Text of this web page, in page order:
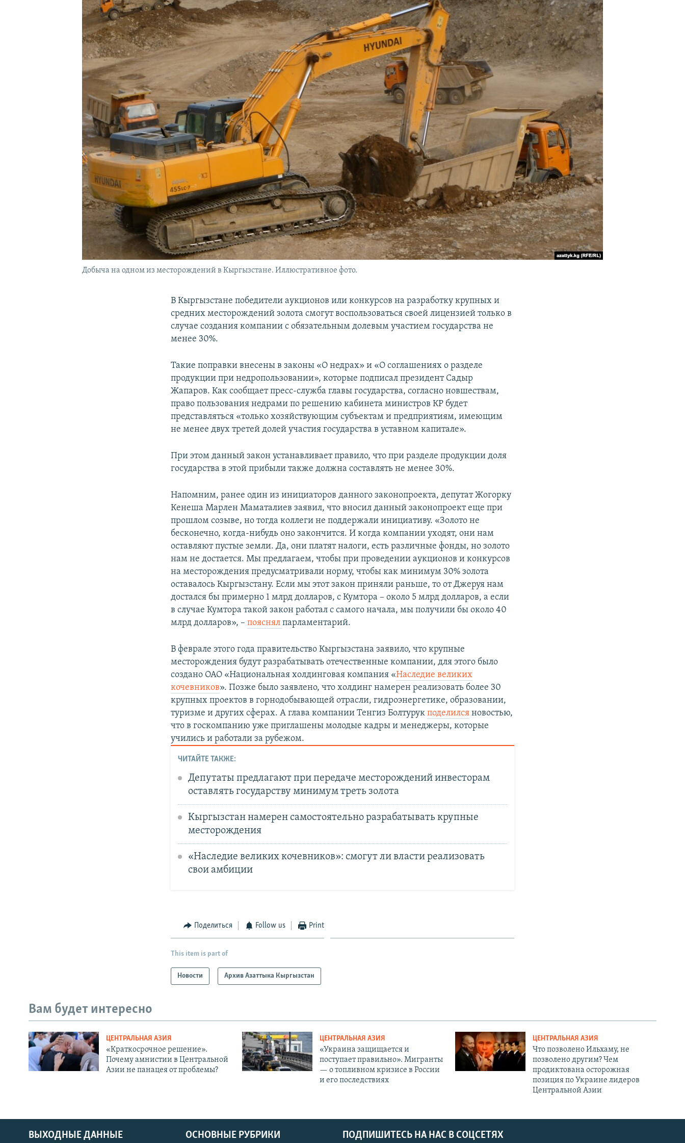
Добыча на одном из месторождений в Кыргызстане. Иллюстративное фото.
В Кыргызстане победители аукционов или конкурсов на разработку крупных и
средних месторождений золота смогут воспользоваться своей лицензией только в
случае создания компании с обязательным долевым участием государства не
менее 30%.
Такие поправки внесены в законы «О недрах» и «О соглашениях о разделе
продукции при недропользовании», которые подписал президент Садыр
Жапаров. Как сообщает пресс-служба главы государства, согласно новшествам,
право пользования недрами по решению кабинета министров КР будет
представляться «только хозяйствующим субъектам и предприятиям, имеющим
не менее двух третей долей участия государства в уставном капитале».
При этом данный закон устанавливает правило, что при разделе продукции доля
государства в этой прибыли также должна составлять не менее 30%.
Напомним, ранее один из инициаторов данного законопроекта, депутат Жогорку
Кенеша Марлен Маматалиев заявил, что вносил данный законопроект еще при
прошлом созыве, но тогда коллеги не поддержали инициативу. «Золото не
бесконечно, когда-нибудь оно закончится. И когда компании уходят, они нам
оставляют пустые земли. Да, они платят налоги, есть различные фонды, но золото
нам не достается. Мы предлагаем, чтобы при проведении аукционов и конкурсов
на месторождения предусматривали норму, чтобы как минимум 30% золота
оставалось Кыргызстану. Если мы этот закон приняли раньше, то от Джеруя нам
достался бы примерно 1 млрд долларов, с Кумтора – около 5 млрд долларов, а если
в случае Кумтора такой закон работал с самого начала, мы получили бы около 40
млрд долларов», –пояснялпарламентарий.
В феврале этого года правительство Кыргызстана заявило, что крупные
месторождения будут разрабатывать отечественные компании, для этого было
создано ОАО «Национальная холдинговая компания «Наследие великих
кочевников». Позже было заявлено, что холдинг намерен реализовать более 30
крупных проектов в горнодобывающей отрасли, гидроэнергетике, образовании,
туризме и других сферах. А глава компании Тенгиз Болтурукподелился новостью,
что в госкомпанию уже приглашены молодые кадры и менеджеры, которые
учились и работали за рубежом.
ЧИТАЙТЕ ТАКЖЕ:
Депутаты предлагают при передаче месторождений инвесторам
оставлять государству минимум треть золота
Кыргызстан намерен самостоятельно разрабатывать крупные
месторождения
«Наследие великих кочевников»: смогут ли власти реализовать
свои амбиции
Поделиться Follow us Print
This item is part of
Новости Архив Азаттыка Кыргызстан
Вам будет интересно
ЦЕНТРАЛЬНАЯ АЗИЯ
«Краткосрочное решение».
Почему амнистии в Центральной
Азии не панацея от проблемы?
ЦЕНТРАЛЬНАЯ АЗИЯ
«Украина защищается и
поступает правильно». Мигранты
— о топливном кризисе в России
и его последствиях
ЦЕНТРАЛЬНАЯ АЗИЯ
Что позволено Ильхаму, не
позволено другим? Чем
продиктована осторожная
позиция по Украине лидеров
Центральной Азии
ПОДПИШИТЕСЬ НА НАС В СОЦСЕТЯХ
ВЫХОДНЫЕ ДАННЫЕ ОСНОВНЫЕ РУБРИКИ